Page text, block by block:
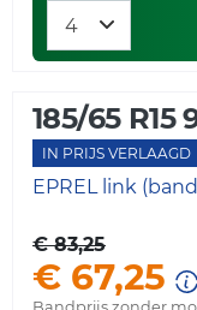
185/65 R15
IN PRIJS VERLAAGD
EPREL link
€ 83,25
€ 67,25